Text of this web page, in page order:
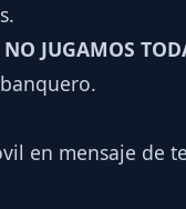
NO JUGAMOS
en mensaje de